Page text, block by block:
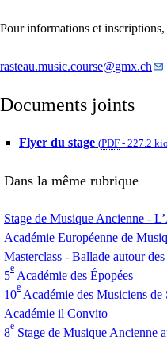
Pour informations et inscriptions,
rasteau.music.course@gmx.ch
Documents joints
Flyer du stage (PDF - 227.2 kio
Dans la même rubrique
Stage de Musique Ancienne -
Académie Européenne de
Masterclass - Ballade autour
5
e
Académie des Épopées
10
e
Académie des Musiciens de
Académie il Convito
8
e
Stage de Musique Ancienne